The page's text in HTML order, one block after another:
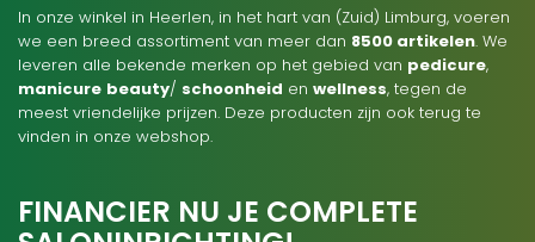
In onze winkel in Heerlen, in het hart van (Zuid) Limburg, voeren
we een breed assortiment van meer dan 8500 artikelen. We
leveren alle bekende merken op het gebied van pedicure,
manicure beauty/ schoonheid en wellness, tegen de
meest vriendelijke prijzen. Deze producten zijn ook terug te
vinden in onze webshop.
FINANCIER NU JE COMPLETE